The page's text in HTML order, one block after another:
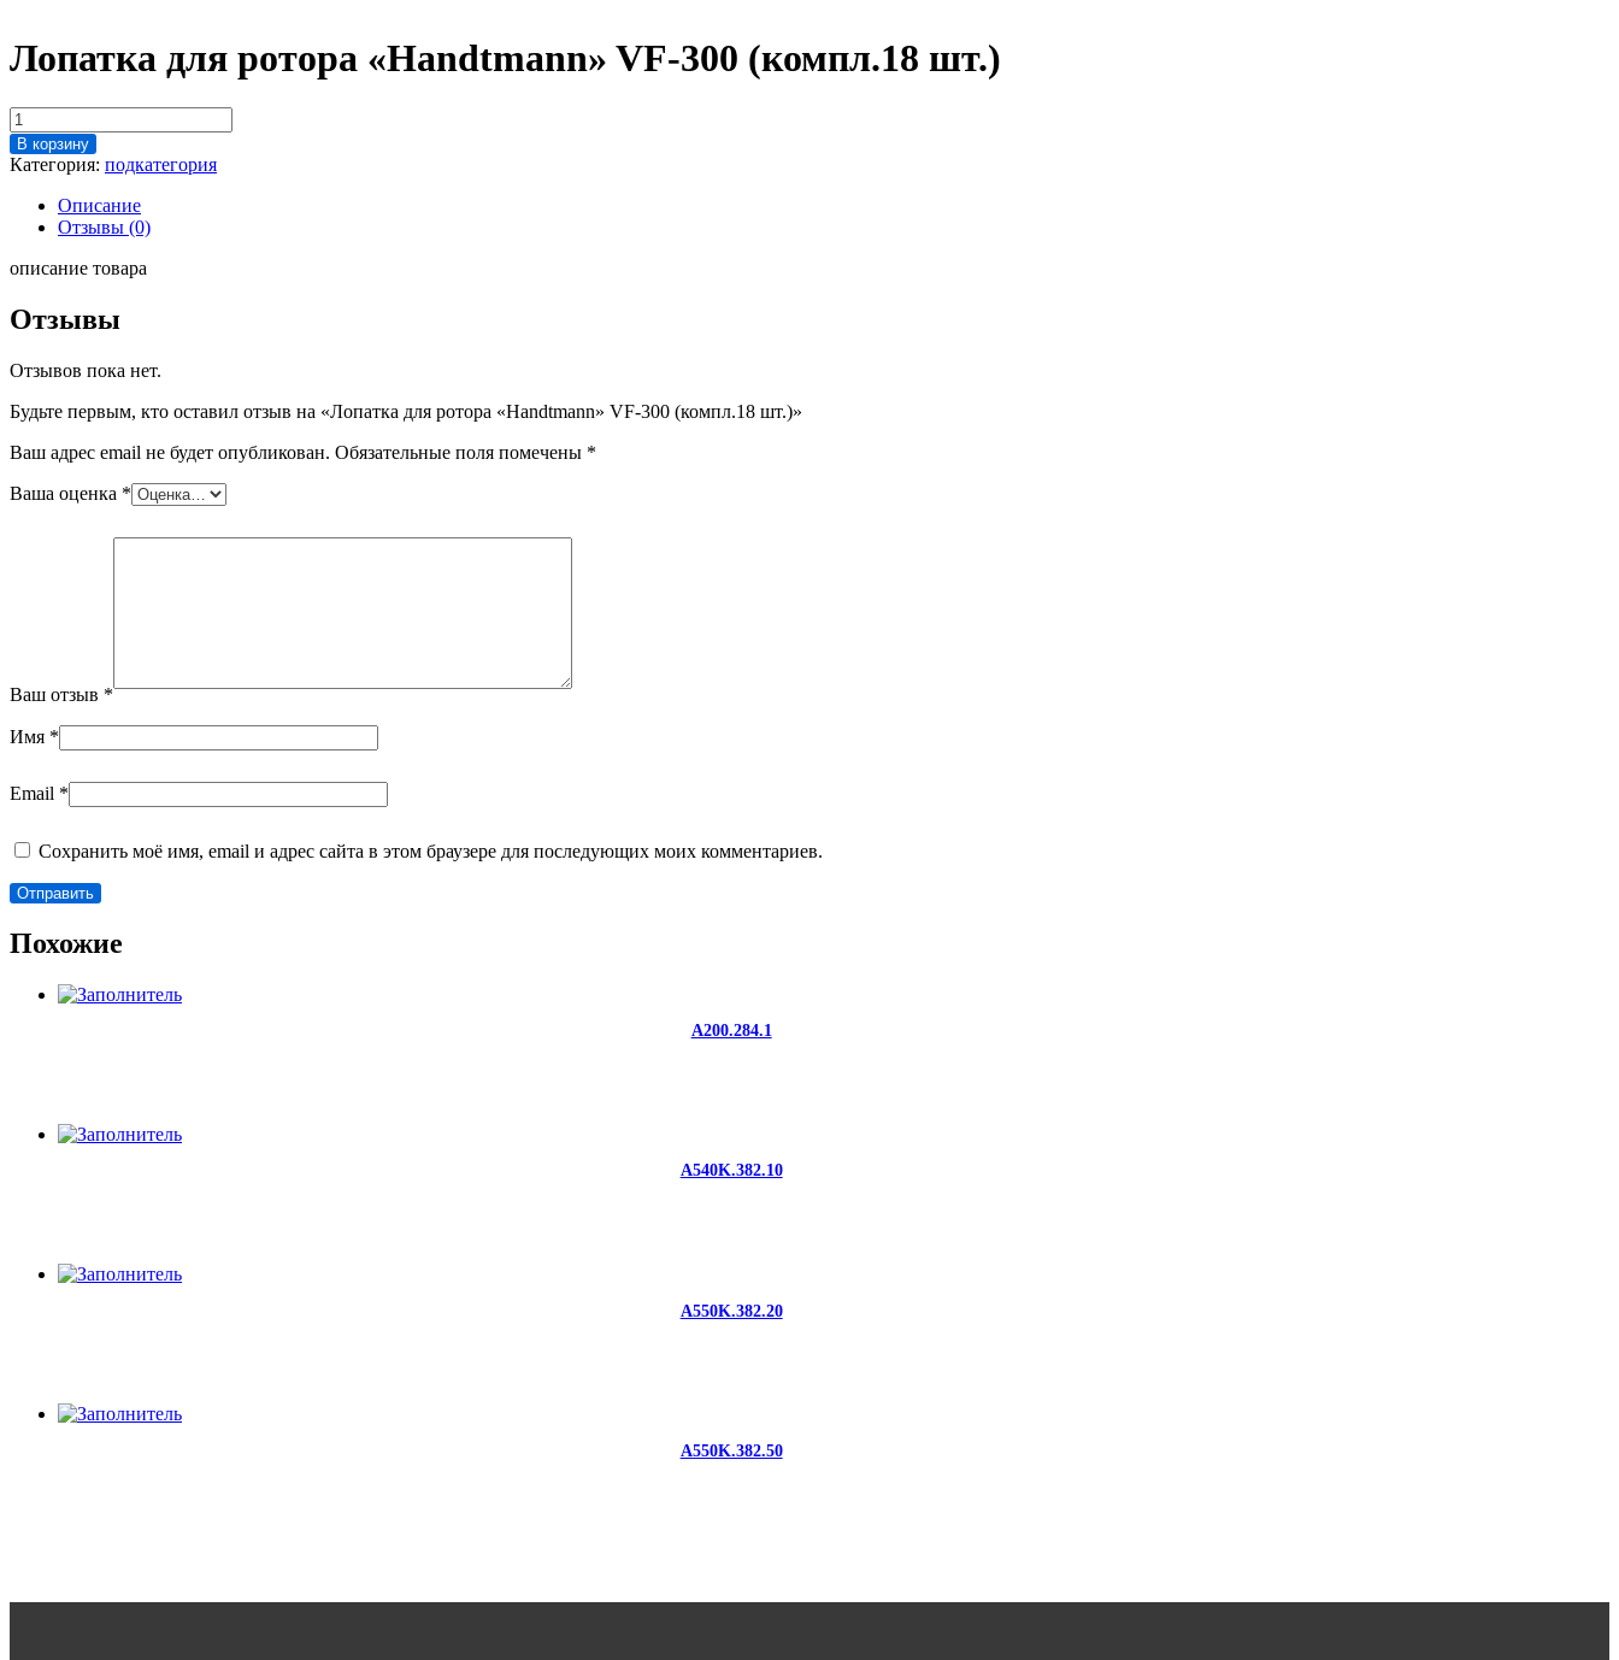
Лопатка для ротора «Handtmann» VF-300 (компл.18 шт.)
Количество
товара
Лопатка
ротора
"Handtmann"
300
шт.)
В корзину
Категория: подкатегория
Описание
Отзывы (0)
описание товара
Отзывы
Отзывов пока нет.
Будьте первым, кто оставил отзыв на «Лопатка для ротора «Handtmann» VF-300 (компл.18 шт.)»
Ваш адрес email не будет опубликован. Обязательные поля помечены *
Ваша оценка *
Ваш отзыв *
Имя *
Email *
Сохранить моё имя, email и адрес сайта в этом браузере для последующих моих комментариев.
Похожие
A200.284.1
A540K.382.10
A550K.382.20
A550K.382.50